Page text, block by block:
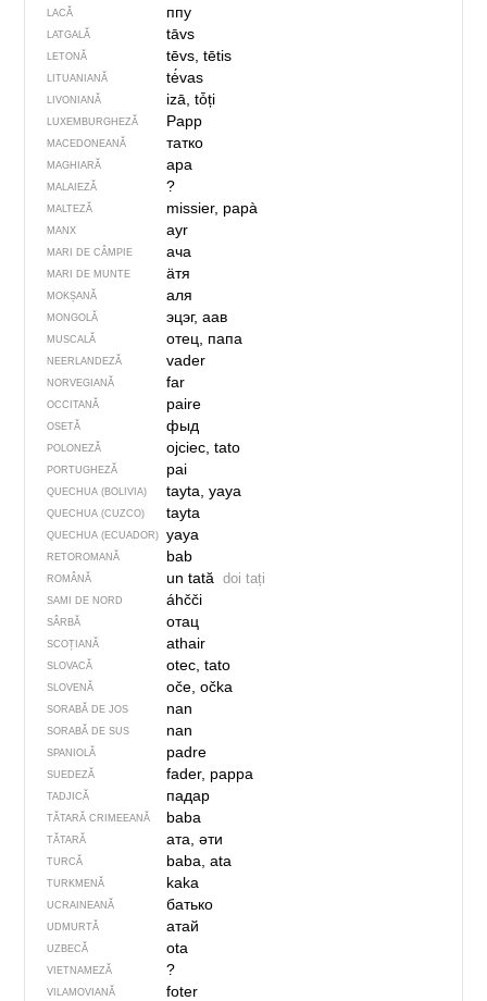
LACĂ ппу
LATGALĂ tāvs
LETONĂ tēvs, tētis
LITUANIANĂ tė́vas
LIVONIANĂ izā, tȱți
LUXEMBURGHEZĂ Papp
MACEDONEANĂ татко
MAGHIARĂ apa
MALAIEZĂ ?
MALTEZĂ missier, papà
MANX ayr
MARI DE CÂMPIE ача
MARI DE MUNTE ӓтя
MOKȘANĂ аля
MONGOLĂ эцэг, аав
MUSCALĂ отец, папа
NEERLANDEZĂ vader
NORVEGIANĂ far
OCCITANĂ paire
OSETĂ фыд
POLONEZĂ ojciec, tato
PORTUGHEZĂ pai
QUECHUA (BOLIVIA) tayta, yaya
QUECHUA (CUZCO) tayta
QUECHUA (ECUADOR) yaya
RETOROMANĂ bab
ROMÂNĂ un tată doi tați
SAMI DE NORD áhčči
SÂRBĂ отац
SCOȚIANĂ athair
SLOVACĂ otec, tato
SLOVENĂ oče, očka
SORABĂ DE JOS nan
SORABĂ DE SUS nan
SPANIOLĂ padre
SUEDEZĂ fader, pappa
TADJICĂ падар
TĂTARĂ CRIMEEANĂ baba
TĂTARĂ ата, әти
TURCĂ baba, ata
TURKMENĂ kaka
UCRAINEANĂ батько
UDMURTĂ атай
UZBECĂ ota
VIETNAMEZĂ ?
VILAMOVIANĂ foter